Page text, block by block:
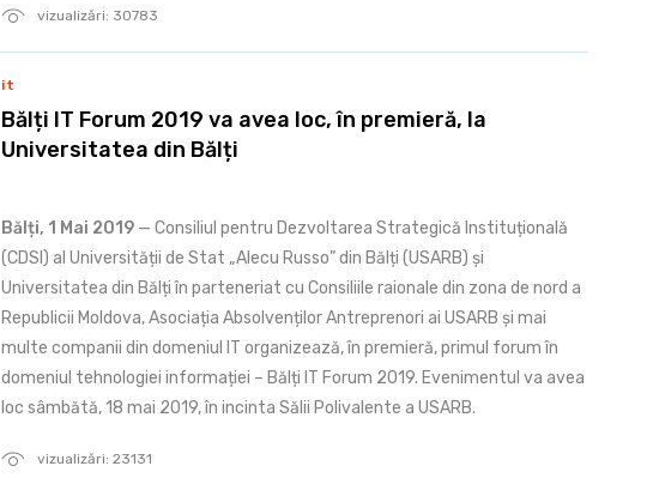
vizualizări: 30783
vizualizări: 23131
it
Bălți IT Forum 2019 va avea loc, în premieră, la
Universitatea din Bălți
Bălți, 1 Mai 2019 — Consiliul pentru Dezvoltarea Strategică Instituțională
(CDSI) al Universității de Stat „Alecu Russo” din Bălți (USARB) și
Universitatea din Bălți în parteneriat cu Consiliile raionale din zona de nord a
Republicii Moldova, Asociația Absolvenților Antreprenori ai USARB și mai
multe companii din domeniul IT organizează, în premieră, primul forum în
domeniul tehnologiei informației – Bălți IT Forum 2019. Evenimentul va avea
loc sâmbătă, 18 mai 2019, în incinta Sălii Polivalente a USARB.